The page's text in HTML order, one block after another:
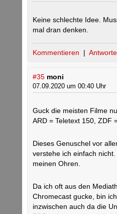
Keine schlechte Idee.
mal dran denken.
Kommentieren |
#35 moni
07.09.2020 um 00:40 Uhr
Guck die meisten Filme
ARD = Teletext 150, ZDF
Dieses Genuschel vor
verstehe ich einfach
meinen Ohren.
Da ich oft aus den
Chromecast gucke, bin
inzwischen auch da die